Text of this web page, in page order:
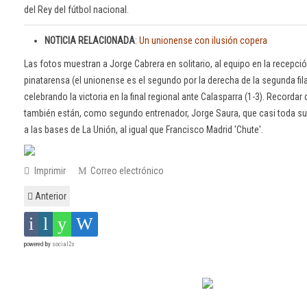
del Rey del fútbol nacional.
NOTICIA RELACIONADA: Un unionense con ilusión copera
Las fotos muestran a Jorge Cabrera en solitario, al equipo en la
pinatarensa (el unionense es el segundo por la derecha de la segunda
celebrando la victoria en la final regional ante Calasparra (1-3).
también están, como segundo entrenador, Jorge Saura, que casi toda
a las bases de La Unión, al igual que Francisco Madrid 'Chute'.
Imprimir Correo electrónico
Anterior
powered by social2s